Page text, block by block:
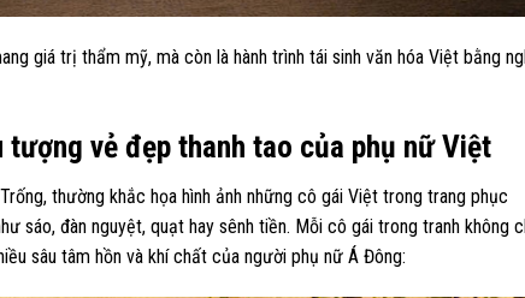
giá trị thẩm mỹ, mà còn là hành trình tái sinh văn hóa Việt bằng
tượng vẻ đẹp thanh tao của phụ nữ Việt
thường khắc họa hình ảnh những cô gái Việt trong trang phục
sáo, đàn nguyệt, quạt hay sênh tiền. Mỗi cô gái trong tranh không
sâu tâm hồn và khí chất của người phụ nữ Á Đông: